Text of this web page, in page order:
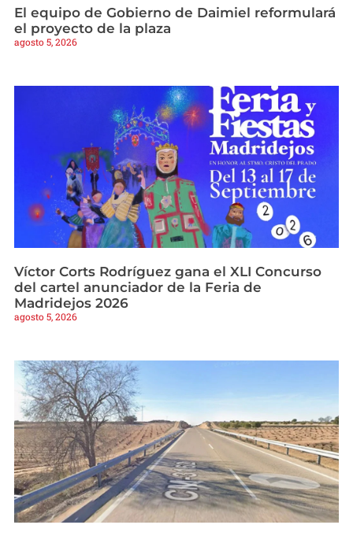
El equipo de Gobierno de Daimiel reformulará
el proyecto de la plaza
agosto 5, 2026
Víctor Corts Rodríguez gana el XLI Concurso
del cartel anunciador de la Feria de
Madridejos 2026
agosto 5, 2026